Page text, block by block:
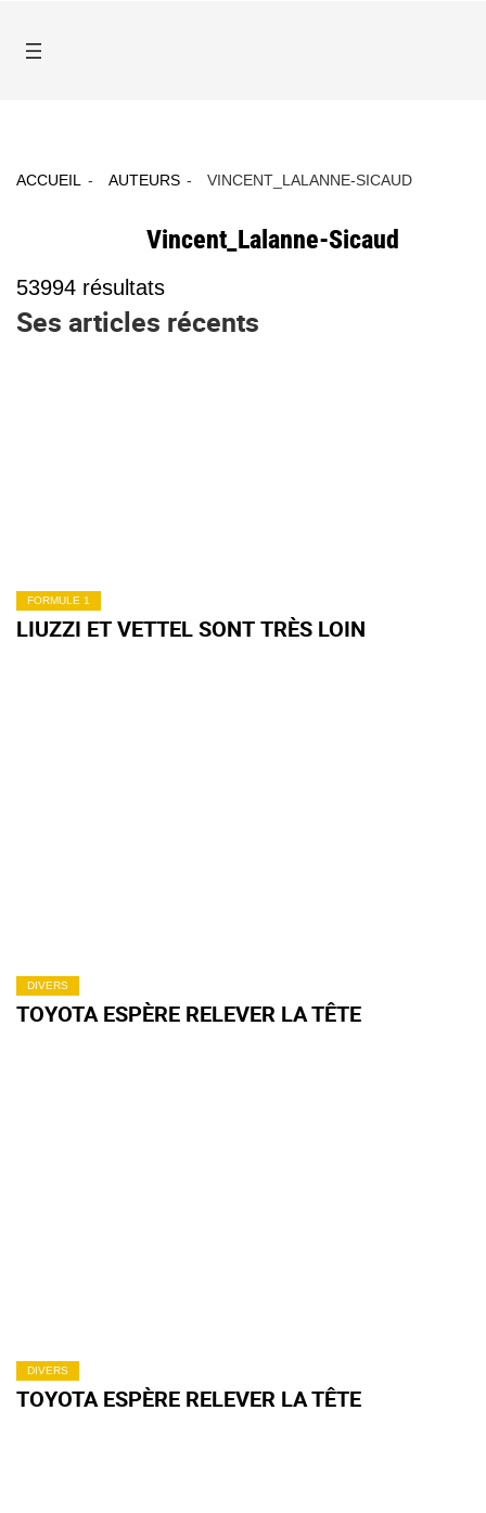
ACCUEIL AUTEURS VINCENT_LALANNE-SICAUD
Vincent_Lalanne-Sicaud
53994 résultats
Ses articles récents
FORMULE 1
LIUZZI ET VETTEL SONT TRÈS LOIN
DIVERS
TOYOTA ESPÈRE RELEVER LA TÊTE
DIVERS
TOYOTA ESPÈRE RELEVER LA TÊTE